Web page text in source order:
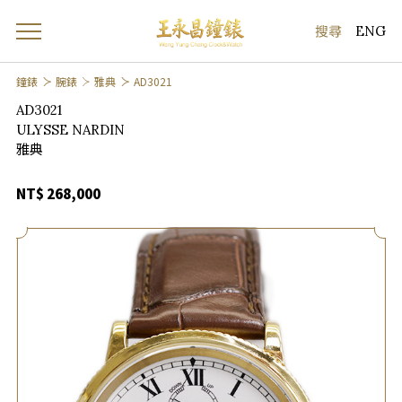
ENG
鐘錶 腕錶 雅典 AD3021
AD3021
ULYSSE NARDIN
雅典
NT$ 268,000